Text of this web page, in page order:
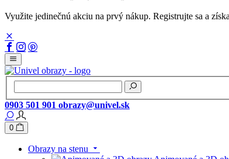
Využite jedinečnú akciu na prvý nákup. Registrujte sa a
0903 501 901 obrazy@univel.sk
0
Obrazy na stenu